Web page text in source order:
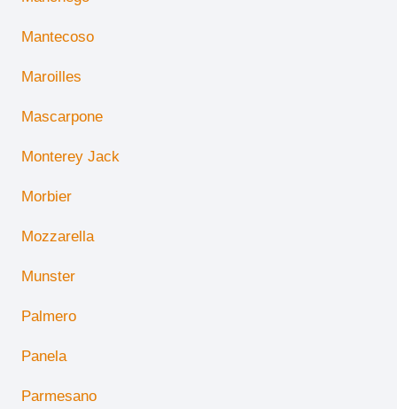
Mantecoso
Maroilles
Mascarpone
Monterey Jack
Morbier
Mozzarella
Munster
Palmero
Panela
Parmesano